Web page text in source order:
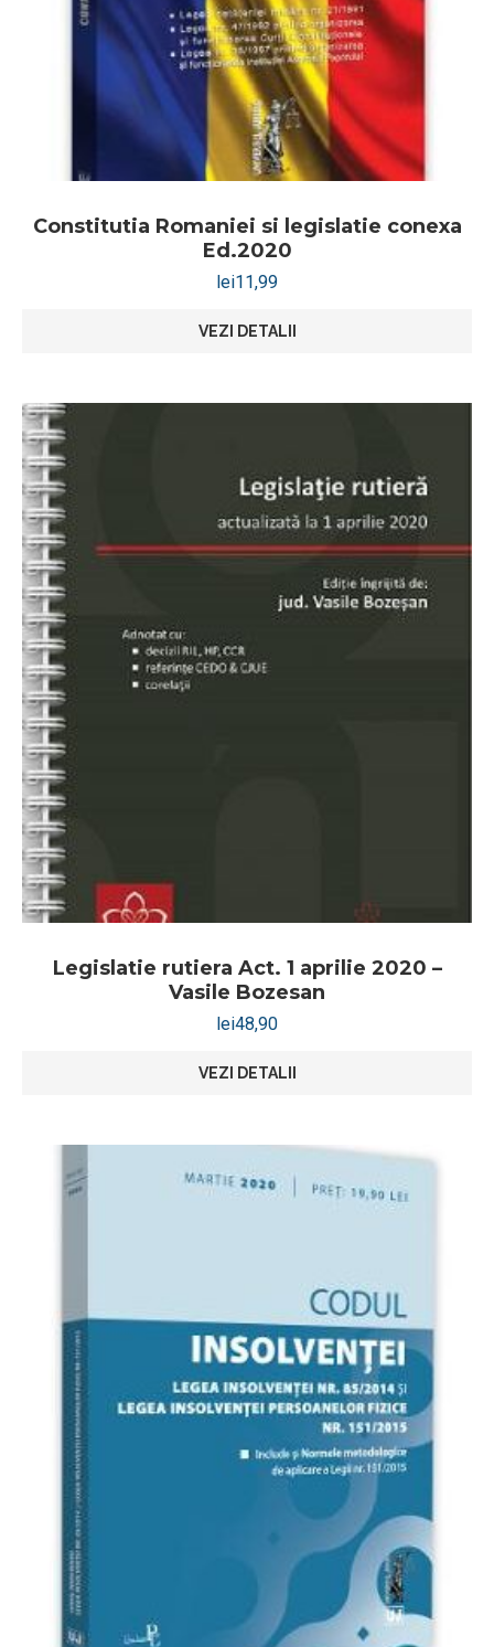
Constitutia Romaniei si legislatie conexa
Ed.2020
lei11,99
VEZI DETALII
Legislatie rutiera Act. 1 aprilie 2020 –
Vasile Bozesan
lei48,90
VEZI DETALII